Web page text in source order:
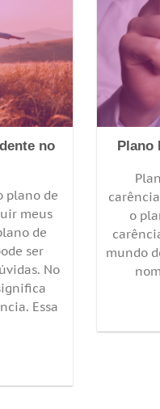
no
plano de
meus
de
ser
No
Essa
Plano
o
mundo